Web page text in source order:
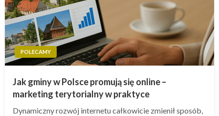
POLECAMY
Jak gminy w Polsce promują się online –
marketing terytorialny w praktyce
Dynamiczny rozwój internetu całkowicie zmienił sposób,